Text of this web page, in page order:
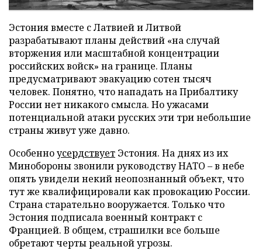
Эстония вместе с Латвией и Литвой
разрабатывают планы действий «на случай
вторжения или масштабной концентрации
российских войск» на границе. Планы
предусматривают эвакуацию сотен тысяч
человек. Понятно, что нападать на Прибалтику
России нет никакого смысла. Но ужасами
потенциальной атаки русских эти три небольшие
страны живут уже давно.
Особенноусердствует Эстония. На днях из их
Минобороны звонили руководству НАТО – в небе
опять увидели некий неопознанный объект, что
тут же квалифицировали как провокацию России.
Страна старательно вооружается. Только что
Эстония подписала военный контракт с
Францией. В общем, страшилки все больше
обретают черты реальной угрозы.